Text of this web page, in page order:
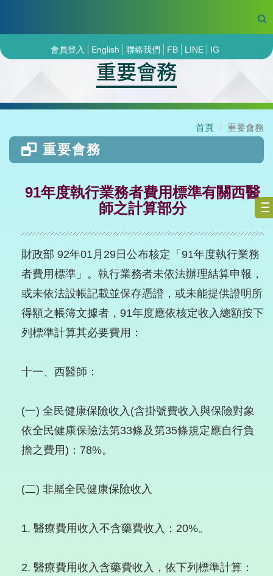
會員登入 English 聯絡我們 FB LINE IG
重要會務
首頁 重要會務
重要會務
91年度執行業務者費用標準有關西醫
師之計算部分
財政部 92年01月29日公布核定「91年度執行業務
者費用標準」。執行業務者未依法辦理結算申報，
或未依法設帳記載並保存憑證，或未能提供證明所
得額之帳簿文據者，91年度應依核定收入總額按下
列標準計算其必要費用：
十一、西醫師：
(一) 全民健康保險收入(含掛號費收入與保險對象
依全民健康保險法第33條及第35條規定應自行負
擔之費用)：78%。
(二) 非屬全民健康保險收入
1. 醫療費用收入不含藥費收入：20%。
2. 醫療費用收入含藥費收入，依下列標準計算：